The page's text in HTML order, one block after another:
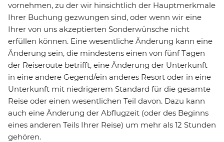
vornehmen, zu der wir hinsichtlich der Hauptmerkmale
Ihrer Buchung gezwungen sind, oder wenn wir eine
Ihrer von uns akzeptierten Sonderwünsche nicht
erfüllen können. Eine wesentliche Änderung kann eine
Änderung sein, die mindestens einen von fünf Tagen
der Reiseroute betrifft, eine Änderung der Unterkunft
in eine andere Gegend/ein anderes Resort oder in eine
Unterkunft mit niedrigerem Standard für die gesamte
Reise oder einen wesentlichen Teil davon. Dazu kann
auch eine Änderung der Abflugzeit (oder des Beginns
eines anderen Teils Ihrer Reise) um mehr als 12 Stunden
gehören.